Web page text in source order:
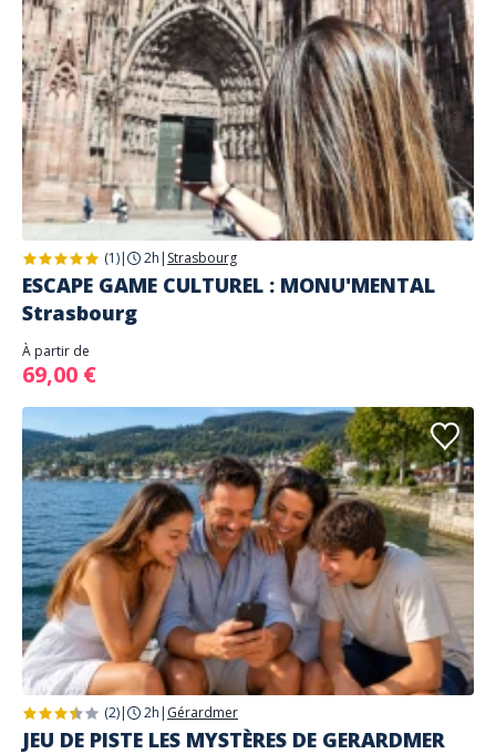
(1)| 2h | Strasbourg
ESCAPE GAME CULTUREL : MONU'MENTAL
Strasbourg
À partir de
69,00 €
(2)| 2h | Gérardmer
JEU DE PISTE LES MYSTÈRES DE GERARDMER